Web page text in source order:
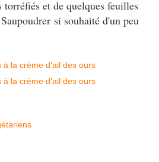
torréfiés et de quelques feuilles
si souhaité d'un peu